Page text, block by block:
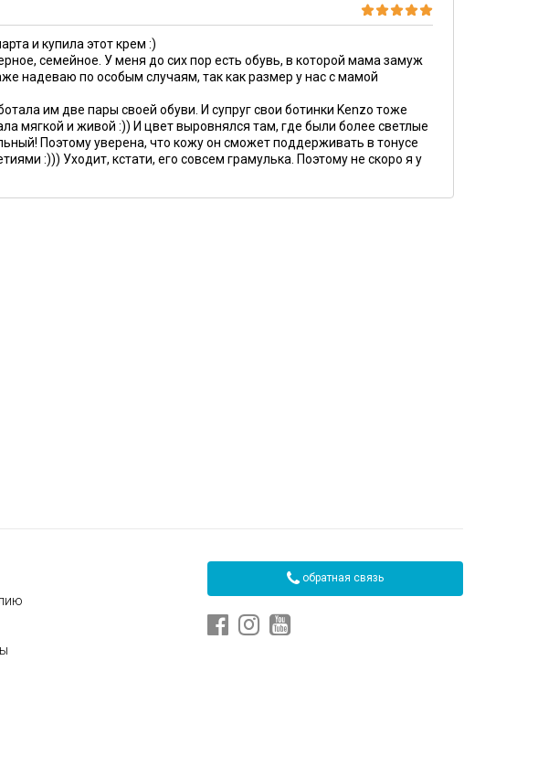
и купила этот крем :)
семейное. У меня до сих пор есть обувь, в которой мама замуж
надеваю по особым случаям, так как размер у нас с мамой
им две пары своей обуви. И супруг свои ботинки Kenzo тоже
мягкой и живой :)) И цвет выровнялся там, где были более светлые
Поэтому уверена, что кожу он сможет поддерживать в тонусе
:))) Уходит, кстати, его совсем грамулька. Поэтому не скоро я у
обратная связь